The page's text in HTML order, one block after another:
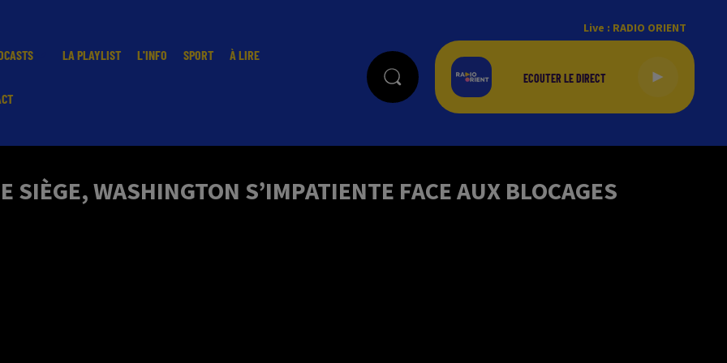
LA PLAYLIST L'INFO SPORT À LIRE
Live : RADIO ORIENT
SIÈGE, WASHINGTON S’IMPATIENTE FACE AUX BLOCAGES